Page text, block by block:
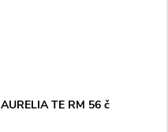
AURELIA TE RM 56 č